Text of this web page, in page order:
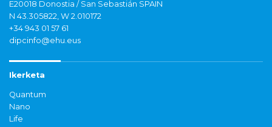
E20018 Donostia / San Sebastián SPAIN
N 43.305822, W 2.010172
+34 943 01 57 61
dipcinfo@ehu.eus
Ikerketa
Quantum
Nano
Life